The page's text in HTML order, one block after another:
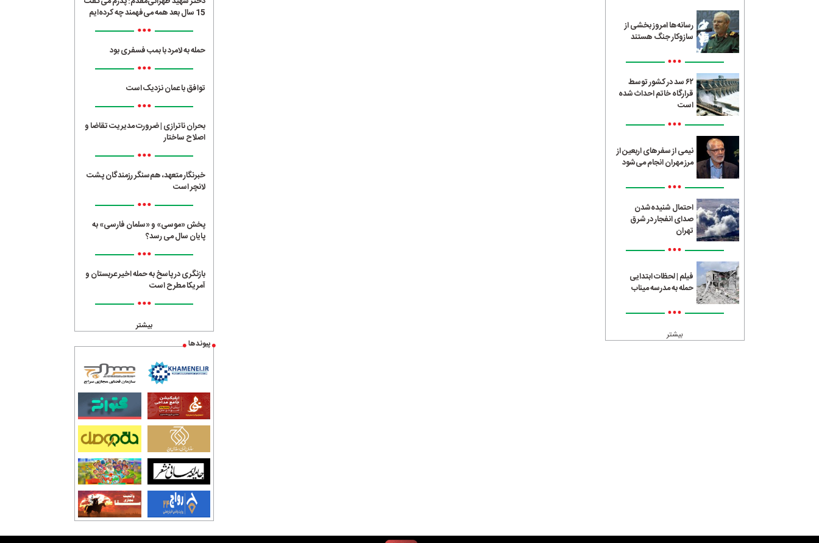
رسانه‌ها امروز بخشی از
سازوکار جنگ هستند
•••
۶۲ سد در کشور توسط
قرارگاه خاتم احداث شده
است
•••
نیمی از سفرهای اربعین از
مرز مهران انجام می‌شود
•••
احتمال شنیده‌شدن
صدای انفجار در شرق
تهران
•••
فیلم | لحظات ابتدایی
حمله به مدرسه میناب
•••
بیشتر
15 سال بعد همه می‌فهمند چه کرده‌ایم
•••
حمله به لامرد با بمب فسفری بود
•••
توافق با عمان نزدیک است
•••
بحران ناترازی | ضرورت مدیریت تقاضا و
اصلاح ساختار
•••
خبرنگار متعهد، هم‌سنگر رزمندگان پشت
لانچر است
•••
پخش «موسی» و «سلمان فارسی» به
پایان سال می رسد؟
•••
بازنگری در پاسخ به حمله اخیر عربستان و
آمریکا مطرح است
•••
بیشتر
پیوندها